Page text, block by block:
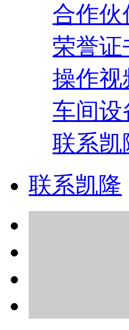
合作伙
荣誉证
操作视
车间设
联系凯
联系凯隆